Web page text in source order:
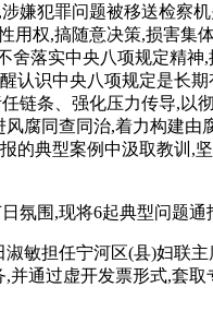
犯罪问题被移送检察
权,搞随意决策,损害集
落实中央八项规定精
识中央八项规定是长
链条、强化压力传导,以
腐同查同治,着力构建由
的典型案例中汲取教训,
氛围,现将6起典型问题通
敏担任宁河区(县)妇联
通过虚开发票形式,套